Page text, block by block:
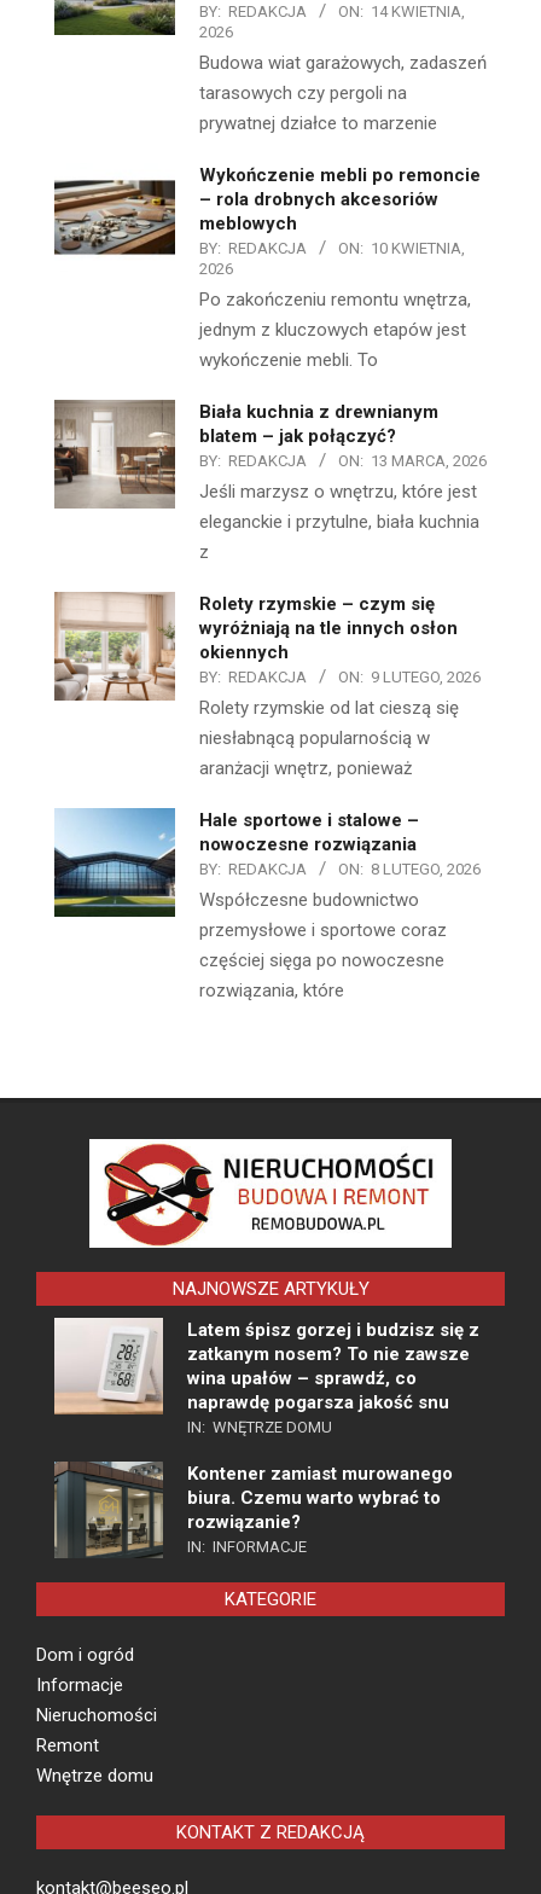
BY: REDAKCJA ON: 14 KWIETNIA,
2026
Budowa wiat garażowych, zadaszeń
tarasowych czy pergoli na
prywatnej działce to marzenie
Wykończenie mebli po remoncie
– rola drobnych akcesoriów
meblowych
BY: REDAKCJA ON: 10 KWIETNIA,
2026
Po zakończeniu remontu wnętrza,
jednym z kluczowych etapów jest
wykończenie mebli. To
Biała kuchnia z drewnianym
blatem – jak połączyć?
BY: REDAKCJA ON: 13 MARCA, 2026
Jeśli marzysz o wnętrzu, które jest
eleganckie i przytulne, biała kuchnia
z
Rolety rzymskie – czym się
wyróżniają na tle innych osłon
okiennych
BY: REDAKCJA ON: 9 LUTEGO, 2026
Rolety rzymskie od lat cieszą się
niesłabnącą popularnością w
aranżacji wnętrz, ponieważ
Hale sportowe i stalowe –
nowoczesne rozwiązania
BY: REDAKCJA ON: 8 LUTEGO, 2026
Współczesne budownictwo
przemysłowe i sportowe coraz
częściej sięga po nowoczesne
rozwiązania, które
NAJNOWSZE ARTYKUŁY
Latem śpisz gorzej i budzisz się z
zatkanym nosem? To nie zawsze
wina upałów – sprawdź, co
naprawdę pogarsza jakość snu
IN: WNĘTRZE DOMU
Kontener zamiast murowanego
biura. Czemu warto wybrać to
rozwiązanie?
IN: INFORMACJE
KATEGORIE
Dom i ogród
Informacje
Nieruchomości
Remont
Wnętrze domu
KONTAKT Z REDAKCJĄ
kontakt@beeseo.pl